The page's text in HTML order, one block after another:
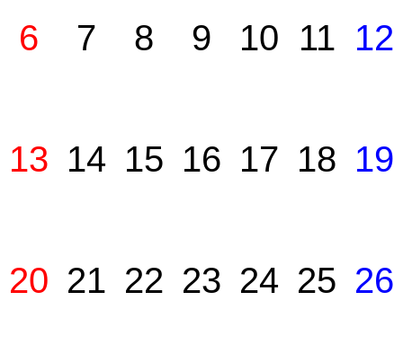
6 7 8 9 10 11 12
13 14 15 16 17 18 19
20 21 22 23 24 25 26